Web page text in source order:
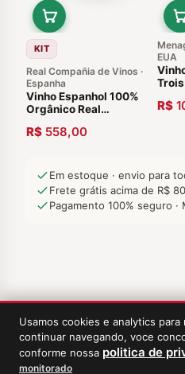
KIT
Real Compañia de Vinos ·
Espanha
Vinho Espanhol 100%
Orgânico Real
Caixa com 06 Garrafas
R$ 558,00
EUA
R$
Em estoque · envio para
Frete grátis acima de R$
Pagamento 100% seguro ·
Usamos cookies e analytics
continuar navegando, voce
conforme nossa politica de
monitorado